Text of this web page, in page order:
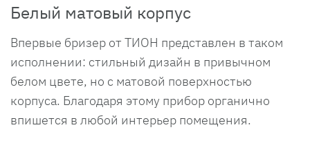
Белый матовый корпус
Впервые бризер от ТИОН представлен в таком
исполнении: стильный дизайн в привычном
белом цвете, но с матовой поверхностью
корпуса. Благодаря этому прибор органично
впишется в любой интерьер помещения.